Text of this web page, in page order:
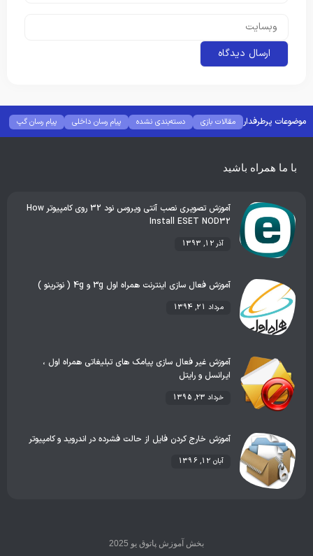
موضوعات پرطرفدار مقالات بازی دسته‌بندی نشده پیام رسان داخلی
پیام رسان گپ
بهترین گجت ها
هوش مصنوعی رفع خطا و ارور
با ما همراه باشید
آموزش تصویری نصب آنتی ویروس نود 32 روی کامپیوتر How
Install ESET NOD32
آذر 12, 1393
آموزش فعال سازی اینترنت همراه اول 3g و 4g ( نوترینو )
مرداد 21, 1394
آموزش غیر فعال سازی پیامک های تبلیغاتی همراه اول ،
ایرانسل و رایتل
خرداد 23, 1395
آموزش خارج کردن فایل از حالت فشرده در اندروید و کامپیوتر
آبان 12, 1396
بخش آموزش پاتوق یو 2025